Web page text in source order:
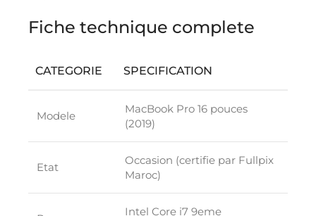
Fiche technique complete
CATEGORIE SPECIFICATION
Modele
MacBook Pro 16 pouces
(2019)
Etat
Occasion (certifie par Fullpix
Maroc)
Intel Core i7 9eme